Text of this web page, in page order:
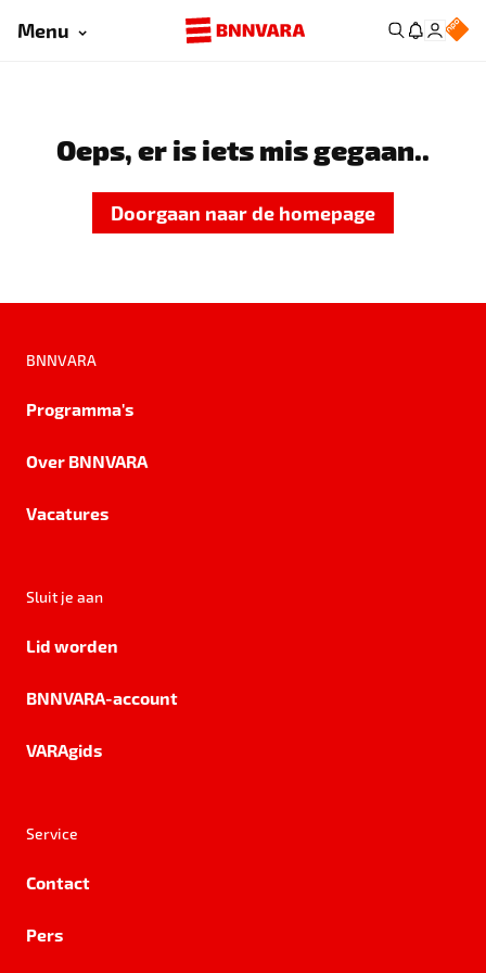
Menu
Oeps, er is iets mis gegaan..
Doorgaan naar de homepage
BNNVARA
Programma's
Over BNNVARA
Vacatures
Sluit je aan
Lid worden
BNNVARA-account
VARAgids
Service
Contact
Pers